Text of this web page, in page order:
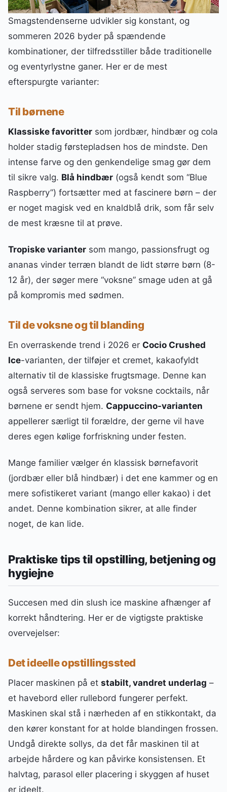
Smagstendenserne udvikler sig konstant, og
sommeren 2026 byder på spændende
kombinationer, der tilfredsstiller både traditionelle
og eventyrlystne ganer. Her er de mest
efterspurgte varianter:
Til børnene
Klassiske favoritter som jordbær, hindbær og cola
holder stadig førstepladsen hos de mindste. Den
intense farve og den genkendelige smag gør dem
til sikre valg. Blå hindbær (også kendt som “Blue
Raspberry”) fortsætter med at fascinere børn – der
er noget magisk ved en knaldblå drik, som får selv
de mest kræsne til at prøve.
Tropiske varianter som mango, passionsfrugt og
ananas vinder terræn blandt de lidt større børn (8-
12 år), der søger mere “voksne” smage uden at gå
på kompromis med sødmen.
Til de voksne og til blanding
En overraskende trend i 2026 er Cocio Crushed
Ice-varianten, der tilføjer et cremet, kakaofyldt
alternativ til de klassiske frugtsmage. Denne kan
også serveres som base for voksne cocktails, når
børnene er sendt hjem. Cappuccino-varianten
appellerer særligt til forældre, der gerne vil have
deres egen kølige forfriskning under festen.
Mange familier vælger én klassisk børnefavorit
(jordbær eller blå hindbær) i det ene kammer og en
mere sofistikeret variant (mango eller kakao) i det
andet. Denne kombination sikrer, at alle finder
noget, de kan lide.
Praktiske tips til opstilling, betjening og
hygiejne
Succesen med din slush ice maskine afhænger af
korrekt håndtering. Her er de vigtigste praktiske
overvejelser:
Det ideelle opstillingssted
Placer maskinen på et stabilt, vandret underlag –
et havebord eller rullebord fungerer perfekt.
Maskinen skal stå i nærheden af en stikkontakt, da
den kører konstant for at holde blandingen frossen.
Undgå direkte sollys, da det får maskinen til at
arbejde hårdere og kan påvirke konsistensen. Et
halvtag, parasol eller placering i skyggen af huset
er ideelt.